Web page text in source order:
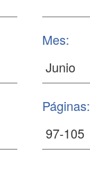
Mes:
Páginas: